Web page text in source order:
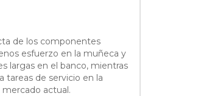
de los componentes
esfuerzo en la muñeca y
largas en el banco, mientras
tareas de servicio en la
actual.